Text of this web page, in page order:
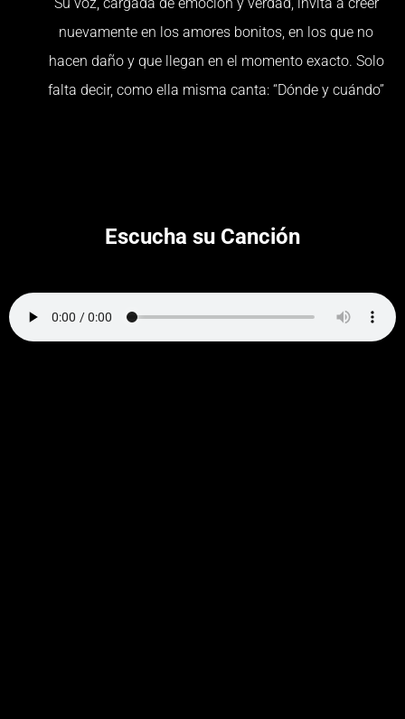
nuevamente en los amores bonitos, en los que no
hacen daño y que llegan en el momento exacto. Solo
falta decir, como ella misma canta: “Dónde y cuándo”
Escucha su Canción